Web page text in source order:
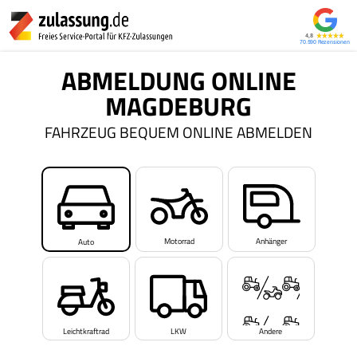
4,8
70.590
ABMELDUNG ONLINE
MAGDEBURG
FAHRZEUG BEQUEM ONLINE ABMELDEN
Auto Motorrad Anhänger
Leichtkraftrad LKW Andere